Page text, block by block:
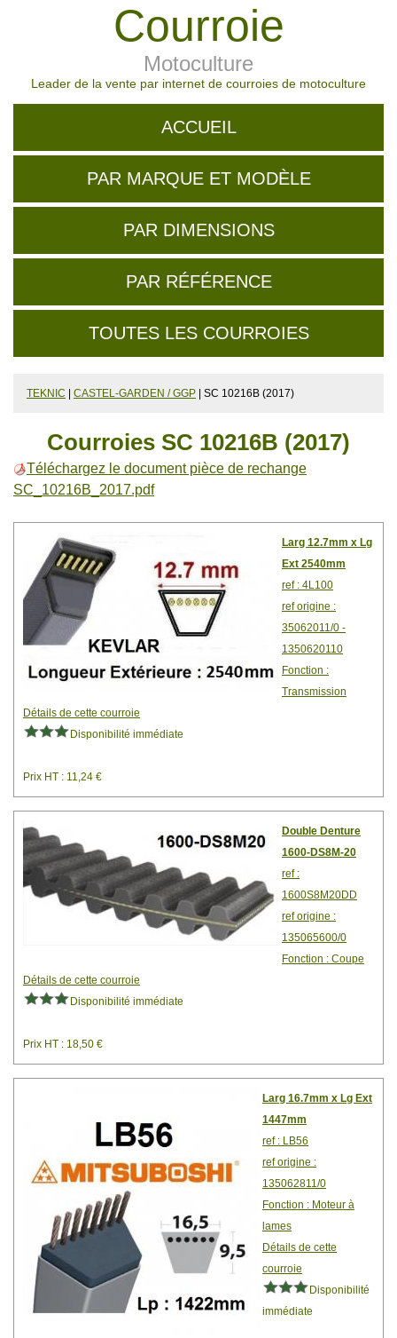
Courroie
Motoculture
Leader de la vente par internet de courroies de motoculture
ACCUEIL
PAR MARQUE ET MODÈLE
PAR DIMENSIONS
PAR RÉFÉRENCE
TOUTES LES COURROIES
TEKNIC CASTEL-GARDEN / GGP | SC 10216B (2017)
Courroies SC 10216B (2017)
Téléchargez le document pièce de rechange
SC_10216B_2017.pdf
Larg 12.7mm x Lg
Ext 2540mm
ref : 4L100
ref origine :
35062011/0 -
1350620110
Fonction :
Transmission
Détails de cette courroie
Disponibilité immédiate
Prix HT : 11,24 €
Double Denture
1600-DS8M-20
ref :
1600S8M20DD
ref origine :
135065600/0
Fonction : Coupe
Détails de cette courroie
Disponibilité immédiate
Prix HT : 18,50 €
Larg 16.7mm x Lg Ext
1447mm
ref : LB56
ref origine :
135062811/0
Fonction : Moteur à
lames
Détails de cette
courroie
Disponibilité
immédiate